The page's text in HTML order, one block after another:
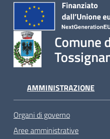
Comune
AMMINISTRAZIONE
Organi di governo
Aree amministrative